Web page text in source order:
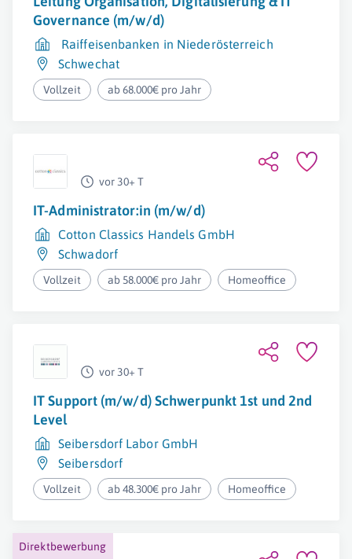
Governance (m/w/d)
Raiffeisenbanken in Niederösterreich
Schwechat
Vollzeit ab 68.000€ pro Jahr
vor 30+ T
IT-Administrator:in (m/w/d)
Cotton Classics Handels GmbH
Schwadorf
Vollzeit ab 58.000€ pro Jahr Homeoffice
vor 30+ T
IT Support (m/w/d) Schwerpunkt 1st und 2nd
Level
Seibersdorf Labor GmbH
Seibersdorf
Vollzeit ab 48.300€ pro Jahr Homeoffice
Direktbewerbung